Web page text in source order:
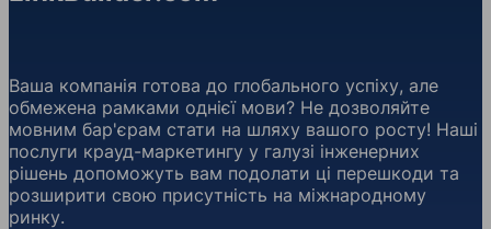
Ваша компанія готова до глобального успіху, але
обмежена рамками однієї мови? Не дозволяйте
мовним бар'єрам стати на шляху вашого росту! Наші
послуги крауд-маркетингу у галузі інженерних
рішень допоможуть вам подолати ці перешкоди та
розширити свою присутність на міжнародному
ринку.